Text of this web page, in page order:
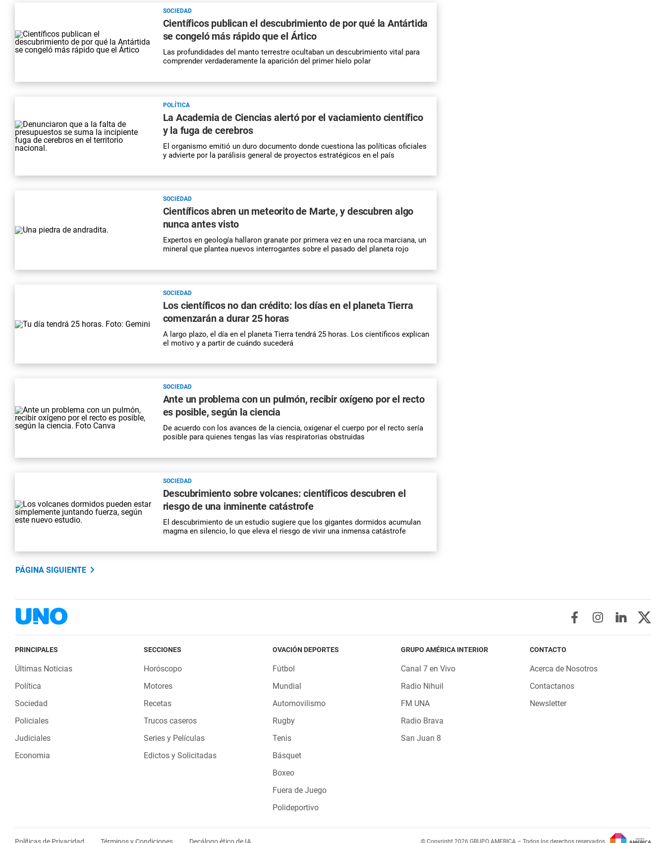
SOCIEDAD
Científicos publican el descubrimiento de por qué la Antártida
se congeló más rápido que el Ártico
Las profundidades del manto terrestre ocultaban un descubrimiento vital para
comprender verdaderamente la aparición del primer hielo polar
POLÍTICA
La Academia de Ciencias alertó por el vaciamiento científico
y la fuga de cerebros
El organismo emitió un duro documento donde cuestiona las políticas oficiales
y advierte por la parálisis general de proyectos estratégicos en el país
SOCIEDAD
Científicos abren un meteorito de Marte, y descubren algo
nunca antes visto
Expertos en geología hallaron granate por primera vez en una roca marciana, un
mineral que plantea nuevos interrogantes sobre el pasado del planeta rojo
SOCIEDAD
Los científicos no dan crédito: los días en el planeta Tierra
comenzarán a durar 25 horas
A largo plazo, el día en el planeta Tierra tendrá 25 horas. Los científicos explican
el motivo y a partir de cuándo sucederá
SOCIEDAD
Ante un problema con un pulmón, recibir oxígeno por el recto
es posible, según la ciencia
De acuerdo con los avances de la ciencia, oxigenar el cuerpo por el recto sería
posible para quienes tengas las vías respiratorias obstruidas
SOCIEDAD
Descubrimiento sobre volcanes: científicos descubren el
riesgo de una inminente catástrofe
El descubrimiento de un estudio sugiere que los gigantes dormidos acumulan
magma en silencio, lo que eleva el riesgo de vivir una inmensa catástrofe
PÁGINA SIGUIENTE
PRINCIPALES
Últimas Noticias
Política
Sociedad
Policiales
Judiciales
Economia
SECCIONES
Horóscopo
Motores
Recetas
Trucos caseros
Series y Películas
Edictos y Solicitadas
OVACIÓN DEPORTES
Fútbol
Mundial
Automovilismo
Rugby
Tenis
Básquet
Boxeo
Fuera de Juego
Polideportivo
GRUPO AMÉRICA INTERIOR
Canal 7 en Vivo
Radio Nihuil
FM UNA
Radio Brava
San Juan 8
CONTACTO
Acerca de Nosotros
Contactanos
Newsletter
© Copyright 2026 GRUPO AMERICA – Todos los derechos reservados